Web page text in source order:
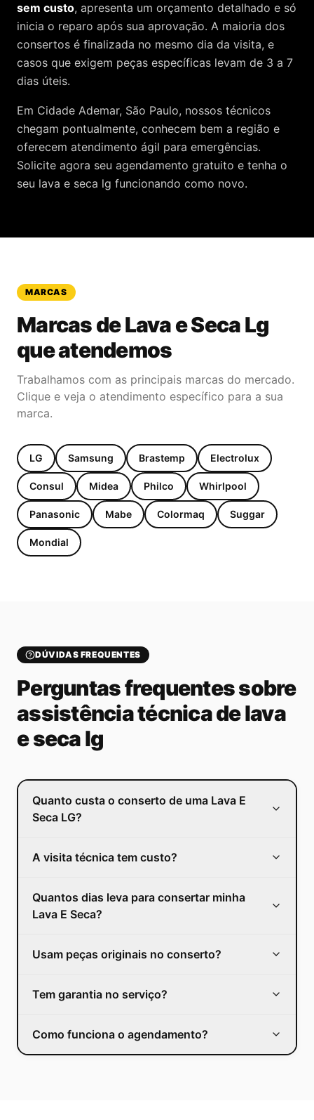
sem custo, apresenta um orçamento detalhado e só
inicia o reparo após sua aprovação. A maioria dos
consertos é finalizada no mesmo dia da visita, e
casos que exigem peças específicas levam de 3 a 7
dias úteis.
Em Cidade Ademar, São Paulo, nossos técnicos
chegam pontualmente, conhecem bem a região e
oferecem atendimento ágil para emergências.
Solicite agora seu agendamento gratuito e tenha o
seu lava e seca lg funcionando como novo.
MARCAS
Marcas deLava e Seca Lg
que atendemos
Trabalhamos com as principais marcas do mercado.
Clique e veja o atendimento específico para a sua
marca.
LG Samsung Brastemp Electrolux
Consul Midea Philco Whirlpool
Panasonic Mabe Colormaq Suggar
Mondial
DÚVIDAS FREQUENTES
Perguntas frequentes sobre
assistência técnica de lava
e seca lg
Quanto custa o conserto de uma Lava E
Seca LG?
A visita técnica tem custo?
Quantos dias leva para consertar minha
Lava E Seca?
Usam peças originais no conserto?
Tem garantia no serviço?
Como funciona o agendamento?